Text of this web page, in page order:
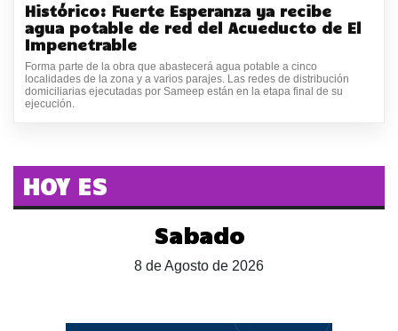
Histórico: Fuerte Esperanza ya recibe
agua potable de red del Acueducto de El
Impenetrable
Forma parte de la obra que abastecerá agua potable a cinco
localidades de la zona y a varios parajes. Las redes de distribución
domiciliarias ejecutadas por Sameep están en la etapa final de su
ejecución.
HOY ES
Sabado
8 de Agosto de 2026